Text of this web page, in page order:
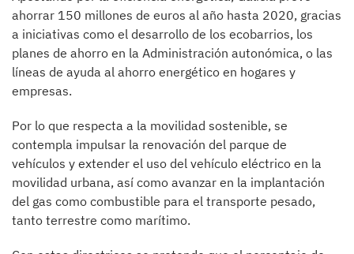
ahorrar 150 millones de euros al año hasta 2020, gracias
a iniciativas como el desarrollo de los ecobarrios, los
planes de ahorro en la Administración autonómica, o las
líneas de ayuda al ahorro energético en hogares y
empresas.
Por lo que respecta a la movilidad sostenible, se
contempla impulsar la renovación del parque de
vehículos y extender el uso del vehículo eléctrico en la
movilidad urbana, así como avanzar en la implantación
del gas como combustible para el transporte pesado,
tanto terrestre como marítimo.